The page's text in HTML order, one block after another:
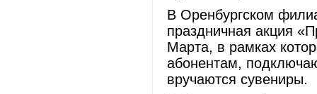
В Оренбургском
праздничная акция
Марта, в рамках
абонентам,
вручаются сувениры.